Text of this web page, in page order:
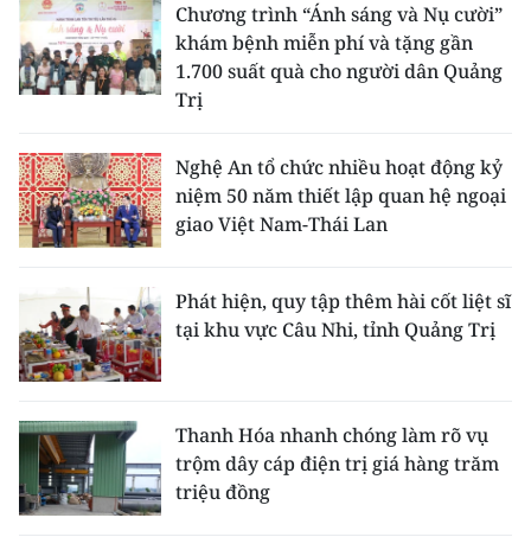
Chương trình “Ánh sáng và Nụ cười”
khám bệnh miễn phí và tặng gần
1.700 suất quà cho người dân Quảng
Trị
Nghệ An tổ chức nhiều hoạt động kỷ
niệm 50 năm thiết lập quan hệ ngoại
giao Việt Nam-Thái Lan
Phát hiện, quy tập thêm hài cốt liệt sĩ
tại khu vực Câu Nhi, tỉnh Quảng Trị
Thanh Hóa nhanh chóng làm rõ vụ
trộm dây cáp điện trị giá hàng trăm
triệu đồng